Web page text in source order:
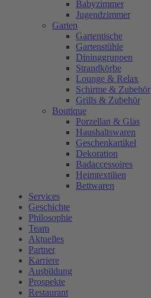
Babyzimmer
Jugendzimmer
Garten
Gartentische
Gartenstühle
Dininggruppen
Strandkörbe
Lounge & Relax
Schirme & Zubehör
Grills & Zubehör
Boutique
Porzellan & Glas
Haushaltswaren
Geschenkartikel
Dekoration
Badaccessoires
Heimtextilien
Bettwaren
Services
Geschichte
Philosophie
Team
Aktuelles
Partner
Karriere
Ausbildung
Prospekte
Restaurant